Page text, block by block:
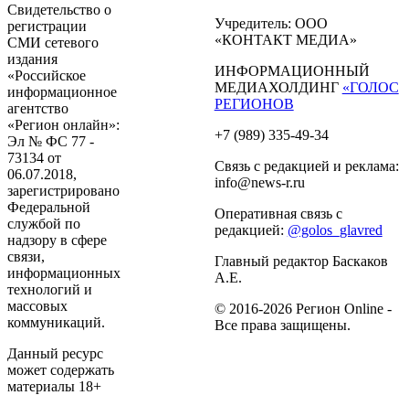
Свидетельство о
регистрации
СМИ сетевого
издания
«Российское
информационное
агентство
«Регион онлайн»:
Эл № ФС 77 -
73134 от
06.07.2018,
зарегистрировано
Федеральной
службой по
надзору в сфере
связи,
информационных
технологий и
массовых
коммуникаций.
Данный ресурс
может содержать
материалы 18+
Учредитель: ООО
«КОНТАКТ МЕДИА»
ИНФОРМАЦИОННЫЙ
МЕДИАХОЛДИНГ «ГОЛОС
РЕГИОНОВ
+7 (989) 335-49-34
Связь с редакцией и реклама:
info@news-r.ru
Оперативная связь с
редакцией: @golos_glavred
Главный редактор Баскаков
А.Е.
© 2016-2026 Регион Online -
Все права защищены.